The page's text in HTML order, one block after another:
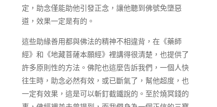
定，助念僅能助他引發正念，讓他聽到佛號免墮惡
道，效果一定是有的。
這些助緣善用都與佛法的精神不相違背，在《藥師
經》和《地藏菩薩本願經》裡講得很清楚，也提供了
許多原則性的方法。佛陀也這麼告訴我們，一個人快
往生時，助念必然有效，或已斷氣了，幫他超度，也
一定有效果，這是可以斬釘截鐵說的。至於燒冥錢的